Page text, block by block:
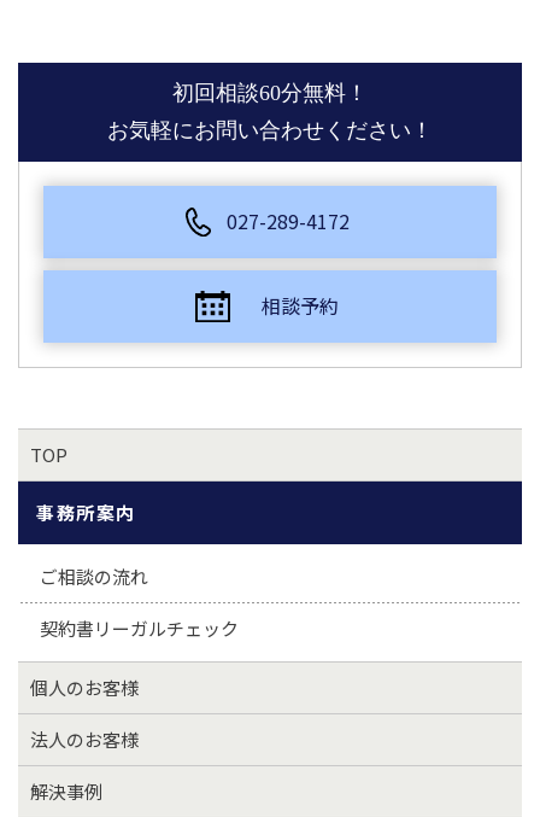
初回相談60分無料！
お気軽にお問い合わせください！
027-289-4172
相談予約
TOP
事務所案内
ご相談の流れ
契約書リーガルチェック
個人のお客様
法人のお客様
解決事例